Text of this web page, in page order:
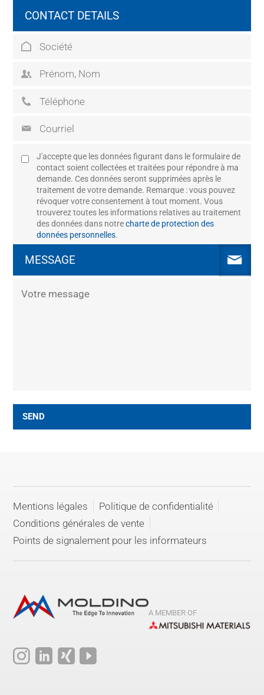
CONTACT DETAILS
J'accepte que les données figurant dans le formulaire de
contact soient collectées et traitées pour répondre à ma
demande. Ces données seront supprimées après le
traitement de votre demande. Remarque : vous pouvez
révoquer votre consentement à tout moment. Vous
trouverez toutes les informations relatives au traitement
des données dans notrecharte de protection des
données personnelles.
MESSAGE
SEND
Mentions légales
Politique de confidentialité
Conditions générales de vente
Points de signalement pour les informateurs
A MEMBER OF